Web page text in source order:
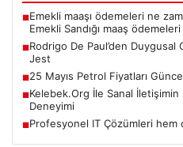
■Emekli maaşı ödemeleri ne
Emekli Sandığı maaş ödemeleri
■Rodrigo De Paul’den Duygusal
Jest
■25 Mayıs Petrol Fiyatları
■Kelebek.Org İle Sanal
Deneyimi
■Profesyonel IT Çözümleri hem